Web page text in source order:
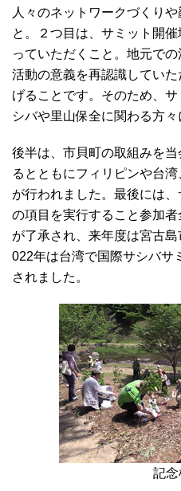
人々のネットワークづくり
と。２つ目は、サミット開
っていただくこと。地元で
活動の意義を再認識してい
げることです。そのため、
シバや里山保全に関わる方
後半は、市貝町の取組みを
るとともにフィリピンや台
が行われました。最後には
の項目を実行すること参加
が了承され、来年度は宮古
022年は台湾で国際サシバサ
されました。
記